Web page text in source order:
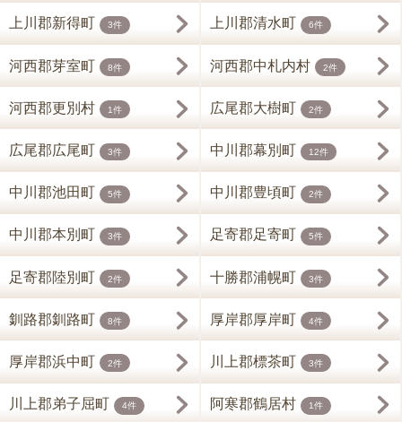
上川郡新得町 3件 上川郡清水町 6件
河西郡芽室町 8件 河西郡中札内村 2件
河西郡更別村 1件 広尾郡大樹町 2件
広尾郡広尾町 3件 中川郡幕別町 12件
中川郡池田町 5件 中川郡豊頃町 2件
中川郡本別町 3件 足寄郡足寄町 5件
足寄郡陸別町 2件 十勝郡浦幌町 3件
釧路郡釧路町 8件 厚岸郡厚岸町 4件
厚岸郡浜中町 2件 川上郡標茶町 3件
川上郡弟子屈町 4件 阿寒郡鶴居村 1件